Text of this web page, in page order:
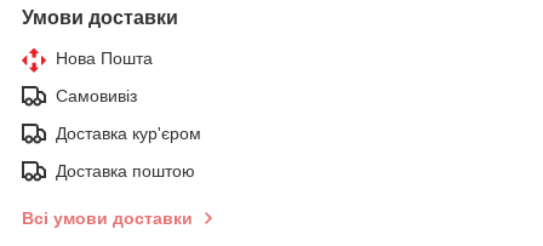
Умови доставки
Нова Пошта
Самовивіз
Доставка кур'єром
Доставка поштою
Всі умови доставки